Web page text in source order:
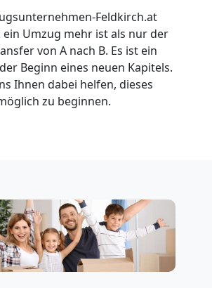
Feldkirch.at
ein Umzug mehr ist als nur der
von A nach B. Es ist ein
Beginn eines neuen Kapitels.
Ihnen dabei helfen, dieses
zu beginnen.